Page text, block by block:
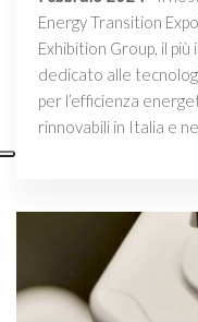
Energy Transition
Exhibition Group, il
dedicato alle
per l’efficienza
rinnovabili in Italia e